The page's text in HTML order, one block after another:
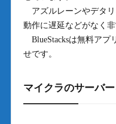
アズルレーンやデタリ
動作に遅延などがなく
BlueStacksは無料アプ
せです。
マイクラのサーバ